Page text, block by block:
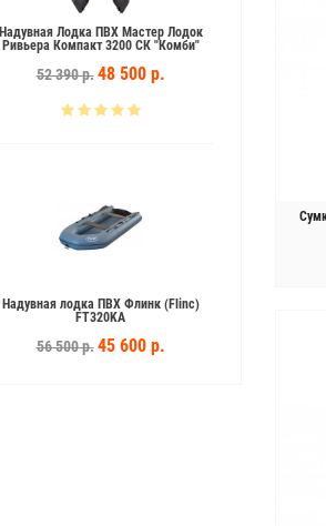
Надувная Лодка ПВХ Мастер Лодок
Ривьера Компакт 3200 СК "Комби"
52 390 р. 48 500 р.
Надувная лодка ПВХ Флинк (Flinc)
FT320KA
56 500 р. 45 600 р.